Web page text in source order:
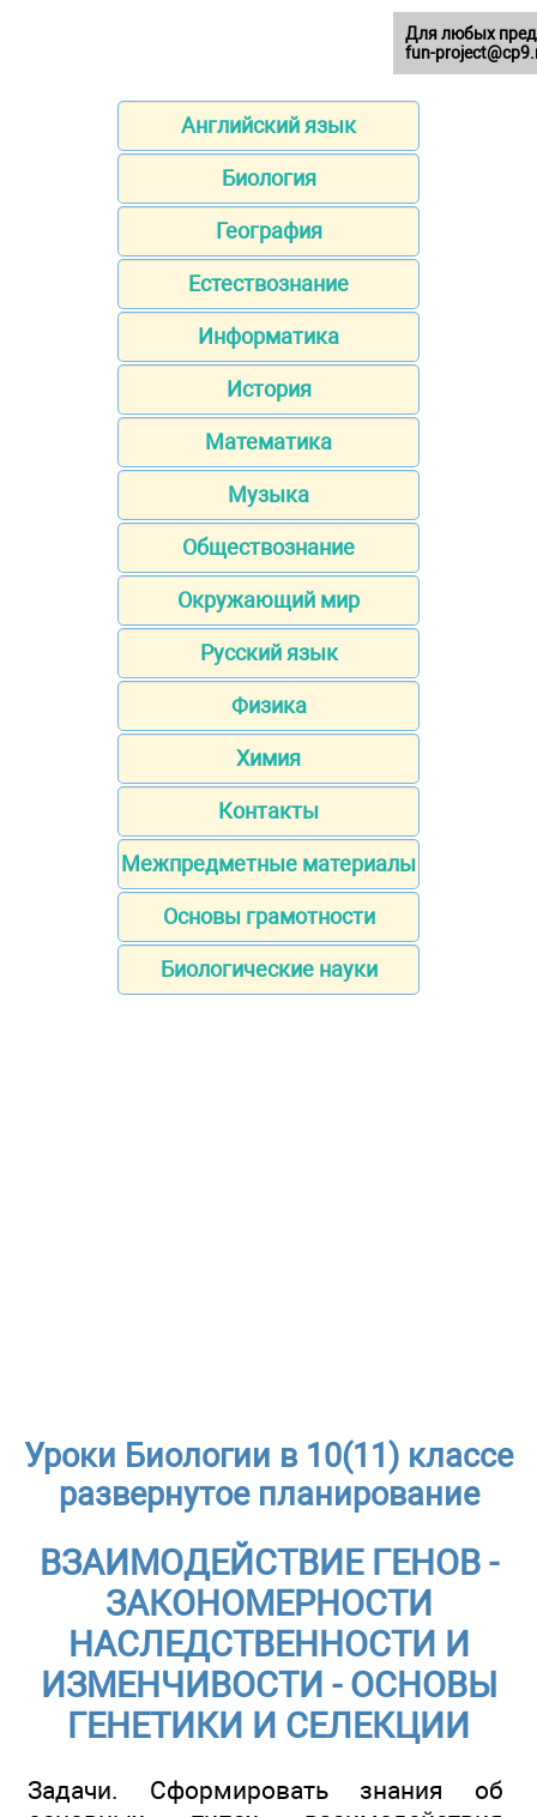
Английский язык
Биология
География
Естествознание
Информатика
История
Математика
Музыка
Обществознание
Окружающий мир
Русский язык
Физика
Химия
Контакты
Межпредметные материалы
Основы грамотности
Биологические науки
Уроки Биологии в 10(11) классе
развернутое планирование
ВЗАИМОДЕЙСТВИЕ ГЕНОВ -
ЗАКОНОМЕРНОСТИ
НАСЛЕДСТВЕННОСТИ И
ИЗМЕНЧИВОСТИ - ОСНОВЫ
ГЕНЕТИКИ И СЕЛЕКЦИИ
Задачи. Сформировать знания об
Для любых
fun-